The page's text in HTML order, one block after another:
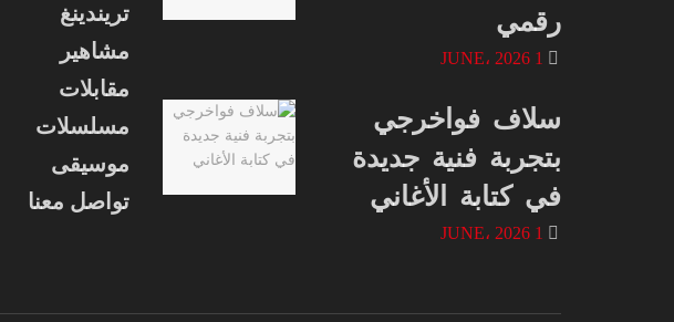
تريندينغ
مشاهير
مقابلات
مسلسلات
موسيقى
تواصل معنا
رقمي
سلاف فواخرجي
بتجربة فنية جديدة
في كتابة الأغاني